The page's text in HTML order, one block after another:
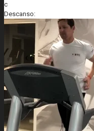
c
Descanso: